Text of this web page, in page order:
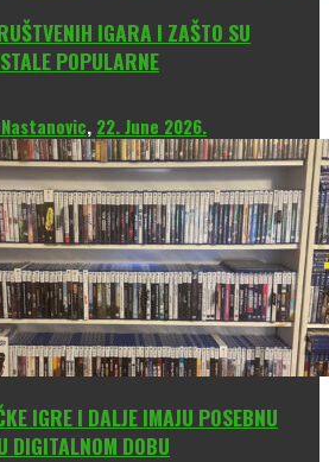
IGARA I ZAŠTO SU
POPULARNE
, 22. June 2026.
IGRE I DALJE IMAJU POSEBNU
DIGITALNOM DOBU